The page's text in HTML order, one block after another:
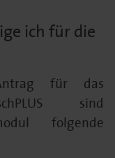
ich für die
für das
sind
folgende